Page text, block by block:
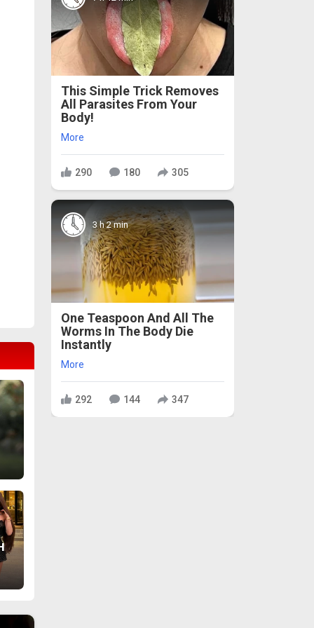
This Simple Trick Removes
All Parasites From Your
Body!
More
290 180 305
3 h 2 min
One Teaspoon And All The
Worms In The Body Die
Instantly
More
292 144 347